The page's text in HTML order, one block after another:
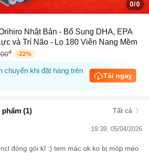
0/0
Nhật Bản - Bổ Sung DHA, EPA
và Trí Não - Lọ 180 Viên Nang Mềm
đ -22%
chuyển khi đặt hàng trên
Tải ngay
(1) Tất cả
19:39, 05/04/2026
đóng gói kĩ :) tem mác ok ko bị móp méo